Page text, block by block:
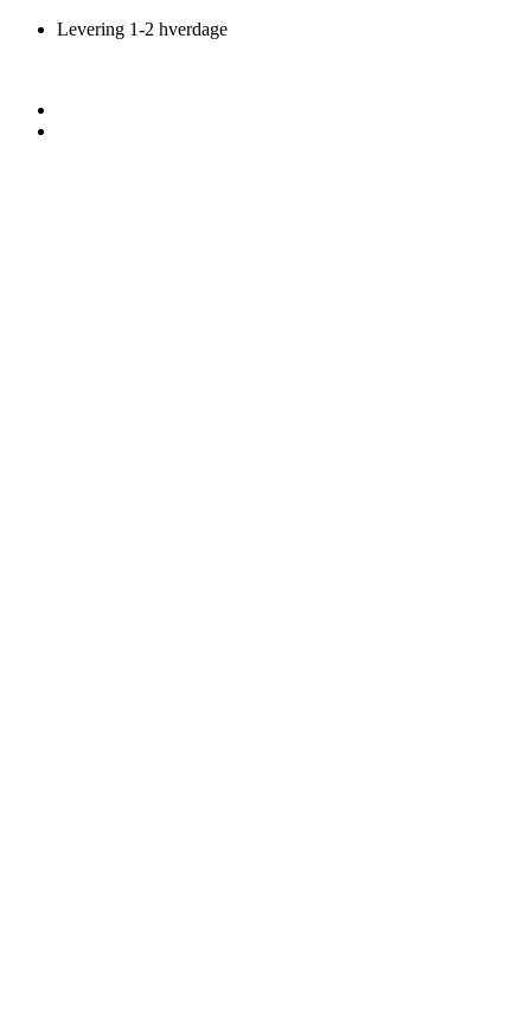
VidereLevering 1-2 hverdage